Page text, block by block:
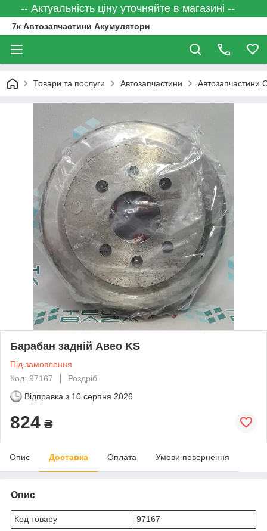
-- Актуальність ціну уточняйте в магазині --
7к Автозапчастини Акумулятори
Товари та послуги Автозапчастини Автозапчастини
Барабан задній Авео KS
Під замовлення
Код: 97167
Роздріб
Відправка з 10 серпня 2026
824 ₴
Опис Доставка Оплата Умови повернення
Опис
Код товару
97167